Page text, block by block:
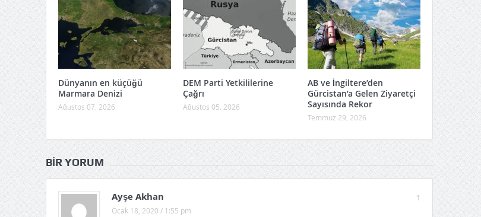
Dünyanın en küçüğü
Marmara Denizi
Ağustos 07, 2026
DEM Parti Yetkililerine
Çağrı
Ağustos 05, 2026
AB ve İngiltere’den
Gürcistan’a Gelen Ziyaretçi
Sayısında Rekor
Temmuz 29, 2026
BIR YORUM
1
Ayşe Akhan
Ocak 18, 2020 / 1:55 pm